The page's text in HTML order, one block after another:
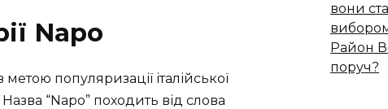
Napo
популяризації італійської
“Napo” походить від слова
вони
Район
поруч?